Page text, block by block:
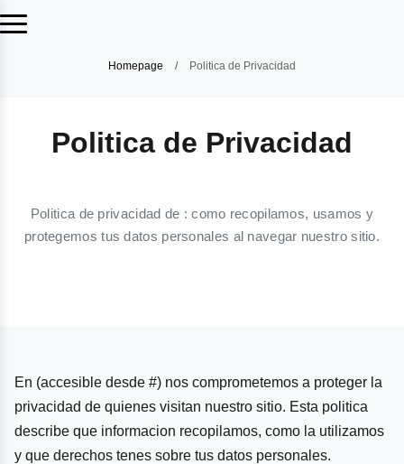
Homepage / Politica de Privacidad
Politica de Privacidad
Politica de privacidad de : como recopilamos, usamos y
protegemos tus datos personales al navegar nuestro sitio.
En (accesible desde #) nos comprometemos a proteger la
privacidad de quienes visitan nuestro sitio. Esta politica
describe que informacion recopilamos, como la utilizamos
y que derechos tenes sobre tus datos personales.